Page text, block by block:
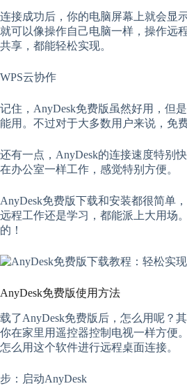
连接成功后，你的电脑屏幕上就会显
就可以像操作自己电脑一样，操作远
共享，都能轻松实现。
WPS云协作
记住，AnyDesk免费版虽然好用，但
能用。不过对于大多数用户来说，免
还有一点，AnyDesk的连接速度特别
在办公室一样工作，感觉特别方便。
AnyDesk免费版下载和安装都很简单
远程工作还是学习，都能派上大用场
的！
AnyDesk免费版使用方法
载了AnyDesk免费版后，怎么用呢？
你在家里用遥控器控制电视一样方便
怎么用这个软件进行远程桌面连接。
步：启动AnyDesk